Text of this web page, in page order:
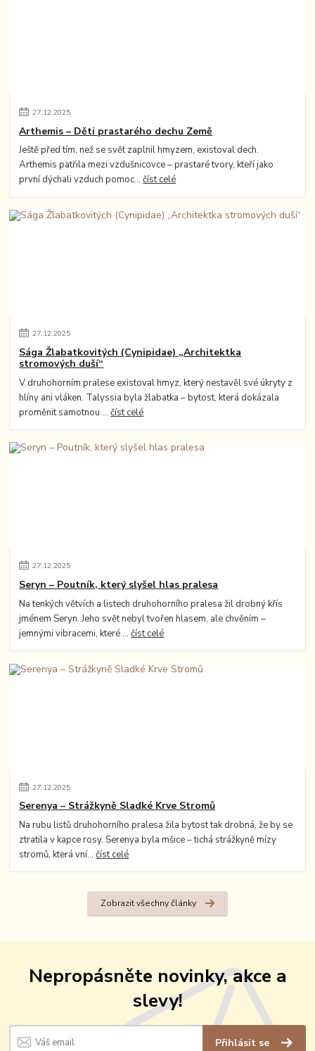
27.12.2025
Arthemis – Děti prastarého dechu Země
Ještě před tím, než se svět zaplnil hmyzem, existoval dech.
Arthemis patřila mezi vzdušnicovce – prastaré tvory, kteří jako
první dýchali vzduch pomoc...číst celé
27.12.2025
Sága Žlabatkovitých (Cynipidae) „Architektka
stromových duší“
V druhohorním pralese existoval hmyz, který nestavěl své úkryty z
hlíny ani vláken. Talyssia byla žlabatka – bytost, která dokázala
proměnit samotnou ...číst celé
27.12.2025
Seryn – Poutník, který slyšel hlas pralesa
Na tenkých větvích a listech druhohorního pralesa žil drobný křís
jménem Seryn. Jeho svět nebyl tvořen hlasem, ale chvěním –
jemnými vibracemi, které ...číst celé
27.12.2025
Serenya – Strážkyně Sladké Krve Stromů
Na rubu listů druhohorního pralesa žila bytost tak drobná, že by se
ztratila v kapce rosy. Serenya byla mšice – tichá strážkyně mízy
stromů, která vní...číst celé
Zobrazit všechny články
Nepropásněte novinky, akce a
slevy!
Přihlásit se